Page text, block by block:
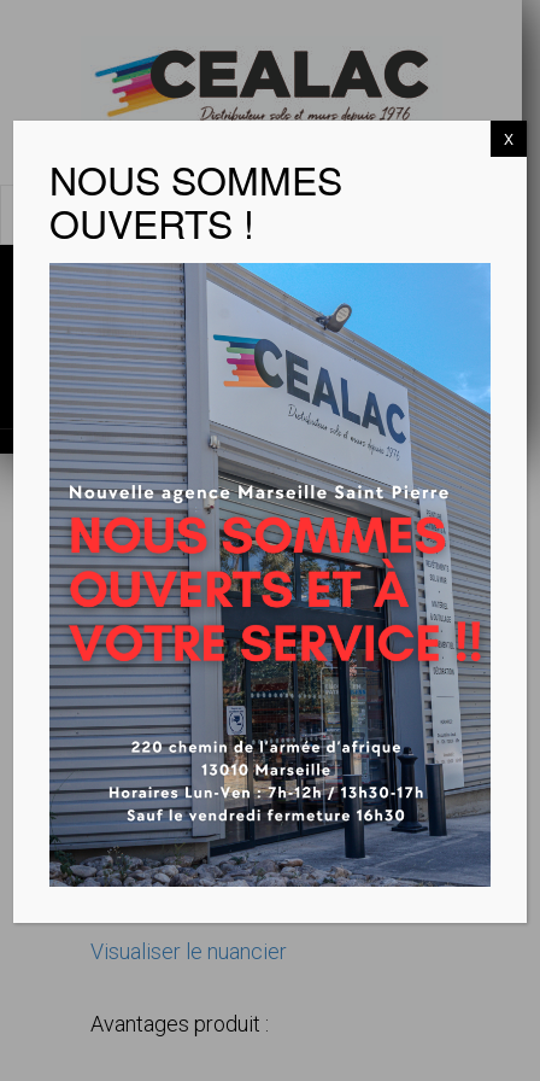
MENU
Revêtement Laquefolie –
Vinyle Brillant pour
décoration de vitrine et de
panneaux
Visualiser le nuancier
Avantages produit :
NOUS SOMMES
OUVERTS !
X